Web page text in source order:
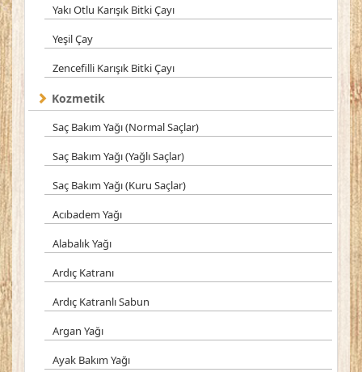
Yakı Otlu Karışık Bitki Çayı
Yeşil Çay
Zencefilli Karışık Bitki Çayı
Kozmetik
Saç Bakım Yağı (Normal Saçlar)
Saç Bakım Yağı (Yağlı Saçlar)
Saç Bakım Yağı (Kuru Saçlar)
Acıbadem Yağı
Alabalık Yağı
Ardıç Katranı
Ardıç Katranlı Sabun
Argan Yağı
Ayak Bakım Yağı